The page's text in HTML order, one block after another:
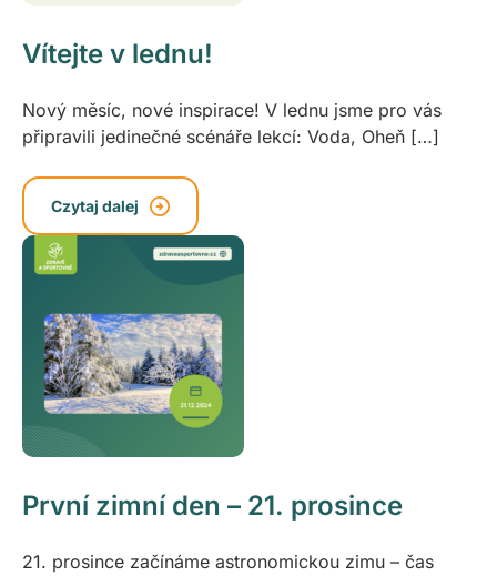
Vítejte v lednu!
Nový měsíc, nové inspirace! V lednu jsme pro vás
připravili jedinečné scénáře lekcí: Voda, Oheň […]
Czytaj dalej
První zimní den – 21. prosince
21. prosince začínáme astronomickou zimu – čas